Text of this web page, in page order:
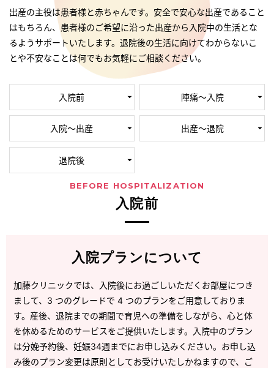
出産の主役は患者様と赤ちゃんです。 安全で安心な出産であること
はもちろん、患者様のご希望に沿った出産から 入院中の生活とな
るようサポートいたします。 退院後の生活に向けてわからないこ
とや不安なことは何でもお気軽にご相談ください。
入院前 陣痛～入院
入院～出産 出産～退院
退院後
BEFORE HOSPITALIZATION
入院前
入院プランについて
加藤クリニックでは、入院後にお過ごしいただくお部屋につき
まして、3 つのグレードで 4 つのプランをご用意しておりま
す。産後、退院までの期間で育児への準備をしながら、心と体
を休めるためのサービスをご提供いたします。入院中のプラン
は分娩予約後、妊娠34週までにお申し込みください。お申し込
み後のプラン変更は原則としてお受けいたしかねますので、ご